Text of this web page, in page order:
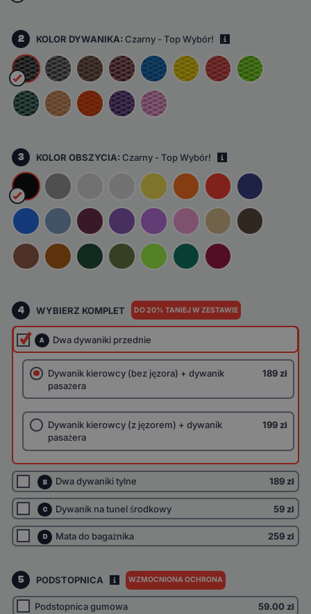
2 KOLOR DYWANIKA:Czarny - Top Wybór!
3 KOLOR OBSZYCIA:Czarny - Top Wybór!
4 WYBIERZ KOMPLET DO 20% TANIEJ W ZESTAWIE
A Dwa dywaniki przednie
Dywanik kierowcy (bez jęzora) + dywanik
pasażera
189 zł
Dywanik kierowcy (z jęzorem) + dywanik
pasażera
199 zł
B Dwa dywaniki tylne 189 zł
C Dywanik na tunel środkowy 59 zł
D Mata do bagażnika 259 zł
5 PODSTOPNICA WZMOCNIONA OCHRONA
Podstopnica gumowa 59.00 zł